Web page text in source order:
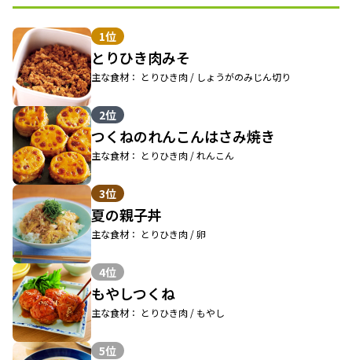
1位
とりひき肉みそ
主な食材： とりひき肉 / しょうがのみじん切り
2位
つくねのれんこんはさみ焼き
主な食材： とりひき肉 / れんこん
3位
夏の親子丼
主な食材： とりひき肉 / 卵
4位
もやしつくね
主な食材： とりひき肉 / もやし
5位